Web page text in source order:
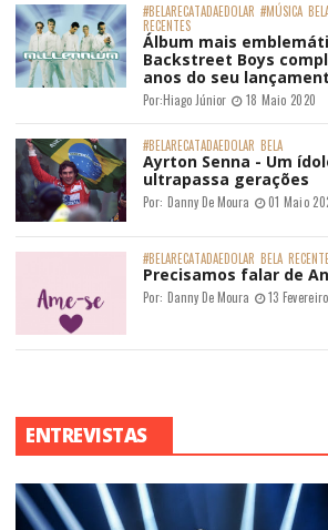
#BELARECATADAEDOLAR #MÚSICA
RECENTES
Álbum mais
Backstreet Boys
anos do seu
Por:Hiago Júnior 18 Maio 2020
#BELARECATADAEDOLAR BELA
Ayrton Senna - Um
ultrapassa gerações
Por: Danny De Moura 01 Maio
#BELARECATADAEDOLAR BELA
Precisamos falar de
Por: Danny De Moura 13
ENTREVISTAS